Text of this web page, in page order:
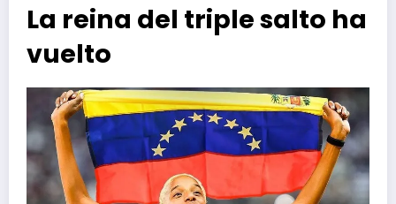
La reina del triple salto ha
vuelto